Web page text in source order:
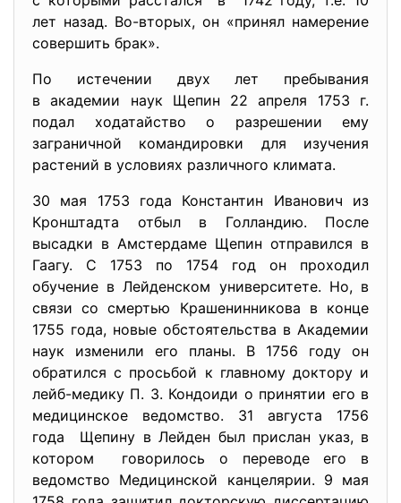
лет назад. Во-вторых, он «принял намерение
совершить брак».
По истечении двух лет пребывания
в академии наук Щепин 22 апреля 1753 г.
подал ходатайство о разрешении ему
заграничной командировки для изучения
растений в условиях различного климата.
30 мая 1753 года Константин Иванович из
Кронштадта отбыл в Голландию. После
высадки в Амстердаме Щепин отправился в
Гаагу. С 1753 по 1754 год он проходил
обучение в Лейденском университете. Но, в
связи со смертью Крашенинникова в конце
1755 года, новые обстоятельства в Академии
наук изменили его планы. В 1756 году он
обратился с просьбой к главному доктору и
лейб-медику П. З. Кондоиди о принятии его в
медицинское ведомство. 31 августа 1756
года Щепину в Лейден был прислан указ, в
котором говорилось о переводе его в
ведомство Медицинской канцелярии. 9 мая